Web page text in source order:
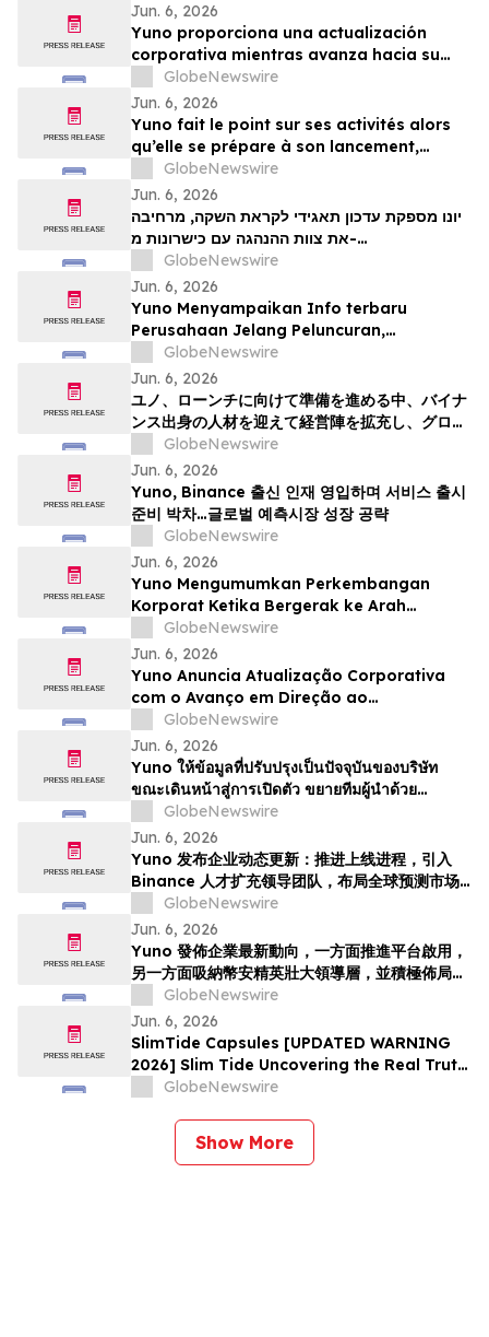
Jun. 6, 2026
Yuno proporciona una actualización
corporativa mientras avanza hacia su
lanzamiento, amplía su equipo directivo
con talento proveniente de Binance y se
posiciona para el crecimiento global de
los mercados de predicción
GlobeNewswire
Jun. 6, 2026
Yuno fait le point sur ses activités alors
qu’elle se prépare à son lancement,
enrichit son équipe de direction de
talents issus de Binance et se positionne
pour tirer parti de l’essor mondial du
marché prédictifs
GlobeNewswire
Jun. 6, 2026
יונו מספקת עדכון תאגידי לקראת השקה, מרחיבה
את צוות ההנהגה עם כישרונות מ-
Binanceוממקמת עמדות לצמיחת שוק חיזוי עולמי
GlobeNewswire
Jun. 6, 2026
Yuno Menyampaikan Info terbaru
Perusahaan Jelang Peluncuran,
Memperluas Tim Pemimpin dengan
Talenta dari Binance, dan Bersiap
Mendorong Pertumbuhan Pasar Prediksi
Global
GlobeNewswire
Jun. 6, 2026
ユノ、ローンチに向けて準備を進める中、バイナ
ンス出身の人材を迎えて経営陣を拡充し、グロー
バルな予測市場の成長に向けた体制を整える
GlobeNewswire
Jun. 6, 2026
Yuno, Binance 출신 인재 영입하며 서비스 출시
준비 박차…글로벌 예측시장 성장 공략
GlobeNewswire
Jun. 6, 2026
Yuno Mengumumkan Perkembangan
Korporat Ketika Bergerak ke Arah
Pelancaran, Memperkukuhkan Pasukan
Kepimpinan dengan Bakat dari Binance
dan Bersedia untuk Pertumbuhan
Pasaran Ramalan Global
GlobeNewswire
Jun. 6, 2026
Yuno Anuncia Atualização Corporativa
com o Avanço em Direção ao
Lançamento, Expande a Equipe de
Liderança com Talentos da Binance, e Se
Posiciona para o Crescimento do
Mercado Global de Previsões
GlobeNewswire
Jun. 6, 2026
Yuno ให้ข้อมูลที่ปรับปรุงเป็นปัจจุบันของบริษัท
ขณะเดินหน้าสู่การเปิดตัว ขยายทีมผู้นำด้วย
บุคลากรที่มีความสามารถจาก Binance และวาง
ตำแหน่งเพื่อรองรับการเติบโตของตลาดการคาดกา
รณ์ทั่วโล…
GlobeNewswire
Jun. 6, 2026
Yuno 发布企业动态更新：推进上线进程，引入
Binance 人才扩充领导团队，布局全球预测市场
GlobeNewswire
Jun. 6, 2026
Yuno 發佈企業最新動向，一方面推進平台啟用，
另一方面吸納幣安精英壯大領導層，並積極佈局全
球預測市場增長
GlobeNewswire
Jun. 6, 2026
SlimTide Capsules [UPDATED WARNING
2026] Slim Tide Uncovering the Real Truth
Behind the Trending Weight Loss
GlobeNewswire
Show More